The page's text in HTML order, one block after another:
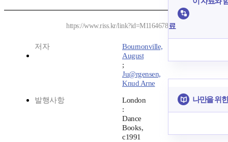
https://www.riss.kr/link?id=M1164678
저자
Bournonville,
August
;
Ju@rgensen,
Knud Arne
발행사항
London
:
Dance
Books,
c1991
료
나만을 위